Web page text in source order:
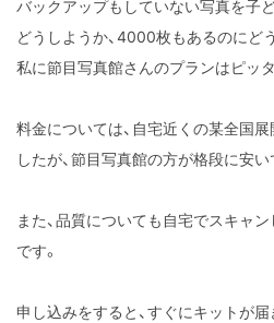
バックアップもしていない写真を子
どうしようか、4000枚もあるのにど
私に節目写真館さんのプランはピッタ
料金については、自宅近くの某全国
したが、節目写真館の方が格段に安い
また、品質についても自宅でスキャ
です。
申し込みをすると、すぐにキットが届